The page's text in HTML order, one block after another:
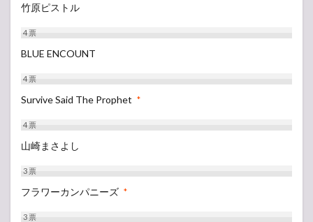
竹原ピストル
4票
BLUE ENCOUNT
4票
Survive Said The Prophet *
4票
山崎まさよし
3票
フラワーカンパニーズ *
3票